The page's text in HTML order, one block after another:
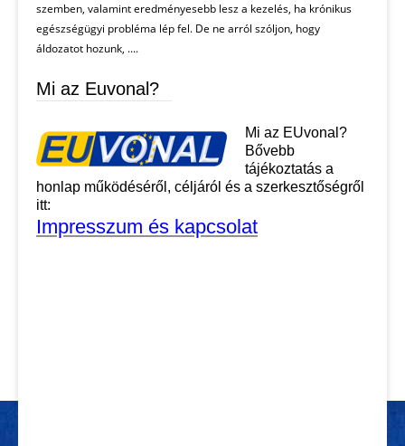
szemben, valamint eredményesebb lesz a kezelés, ha krónikus
egészségügyi probléma lép fel. De ne arról szóljon, hogy
áldozatot hozunk, ....
Mi az Euvonal?
Mi az EUvonal?
Bővebb
tájékoztatás a
honlap működéséről, céljáról és a szerkesztőségről
itt:
Impresszum és kapcsolat